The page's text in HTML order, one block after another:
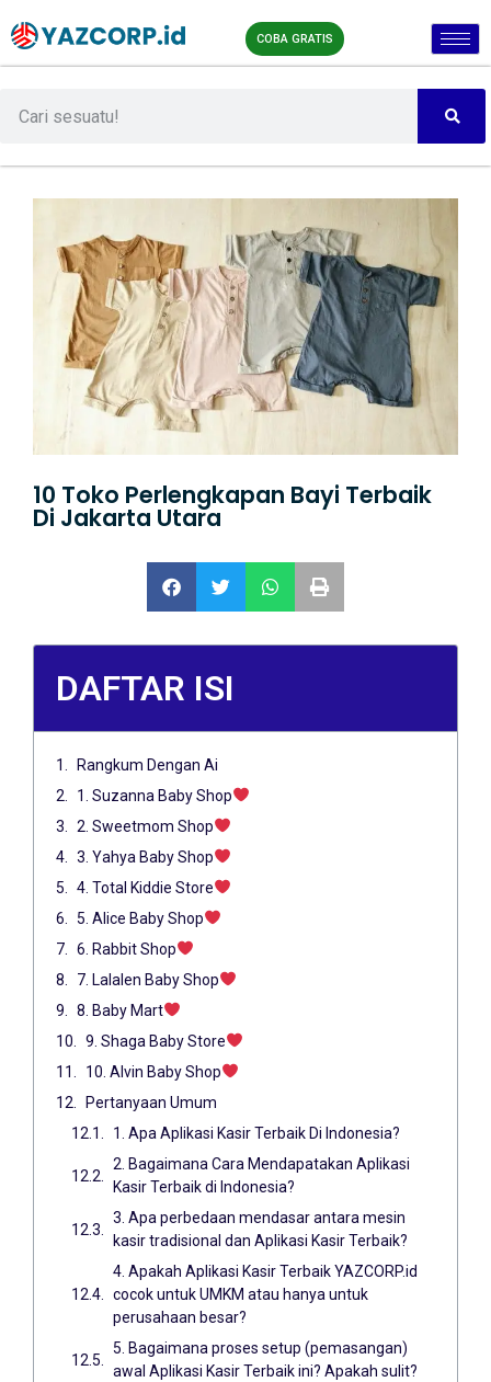
COBA GRATIS
10 Toko Perlengkapan Bayi Terbaik
Di Jakarta Utara
DAFTAR ISI
Rangkum Dengan Ai
1. Suzanna Baby Shop
2. Sweetmom Shop
3. Yahya Baby Shop
4. Total Kiddie Store
5. Alice Baby Shop
6. Rabbit Shop
7. Lalalen Baby Shop
8. Baby Mart
9. Shaga Baby Store
10. Alvin Baby Shop
Pertanyaan Umum
1. Apa Aplikasi Kasir Terbaik Di Indonesia?
2. Bagaimana Cara Mendapatakan Aplikasi
Kasir Terbaik di Indonesia?
3. Apa perbedaan mendasar antara mesin
kasir tradisional dan Aplikasi Kasir Terbaik?
4. Apakah Aplikasi Kasir Terbaik YAZCORP.id
cocok untuk UMKM atau hanya untuk
perusahaan besar?
5. Bagaimana proses setup (pemasangan)
awal Aplikasi Kasir Terbaik ini? Apakah sulit?